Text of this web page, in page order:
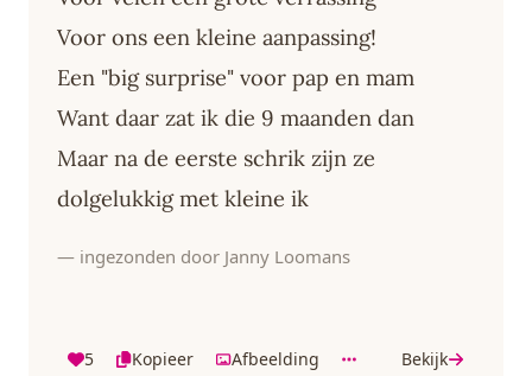
Voor ons een kleine aanpassing!
Een "big surprise" voor pap en mam
Want daar zat ik die 9 maanden dan
Maar na de eerste schrik zijn ze
dolgelukkig met kleine ik
— ingezonden door Janny Loomans
5 Kopieer Afbeelding Bekijk